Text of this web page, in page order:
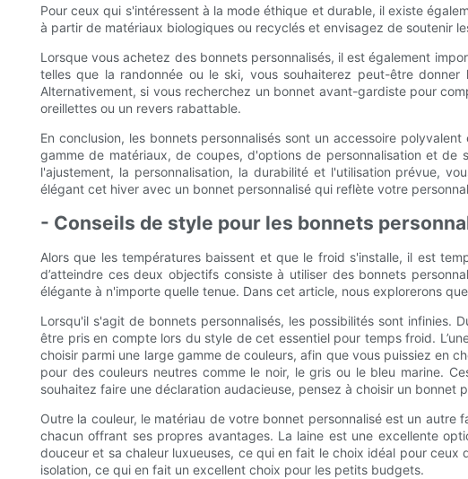
Pour ceux qui s'intéressent à la mode éthique et durable, il existe
à partir de matériaux biologiques ou recyclés et envisagez de soutenir
Lorsque vous achetez des bonnets personnalisés, il est également
telles que la randonnée ou le ski, vous souhaiterez peut-être
Alternativement, si vous recherchez un bonnet avant-gardiste pour
oreillettes ou un revers rabattable.
En conclusion, les bonnets personnalisés sont un accessoire
gamme de matériaux, de coupes, d'options de personnalisation et
l'ajustement, la personnalisation, la durabilité et l'utilisation prévue,
élégant cet hiver avec un bonnet personnalisé qui reflète votre
- Conseils de style pour les bonnets
Alors que les températures baissent et que le froid s'installe, il est
d’atteindre ces deux objectifs consiste à utiliser des bonnets
élégante à n'importe quelle tenue. Dans cet article, nous explorerons
Lorsqu'il s'agit de bonnets personnalisés, les possibilités sont
être pris en compte lors du style de cet essentiel pour temps froid.
choisir parmi une large gamme de couleurs, afin que vous puissiez en
pour des couleurs neutres comme le noir, le gris ou le bleu marine.
souhaitez faire une déclaration audacieuse, pensez à choisir un bonnet
Outre la couleur, le matériau de votre bonnet personnalisé est un
chacun offrant ses propres avantages. La laine est une excellente
douceur et sa chaleur luxueuses, ce qui en fait le choix idéal pour
isolation, ce qui en fait un excellent choix pour les petits budgets.